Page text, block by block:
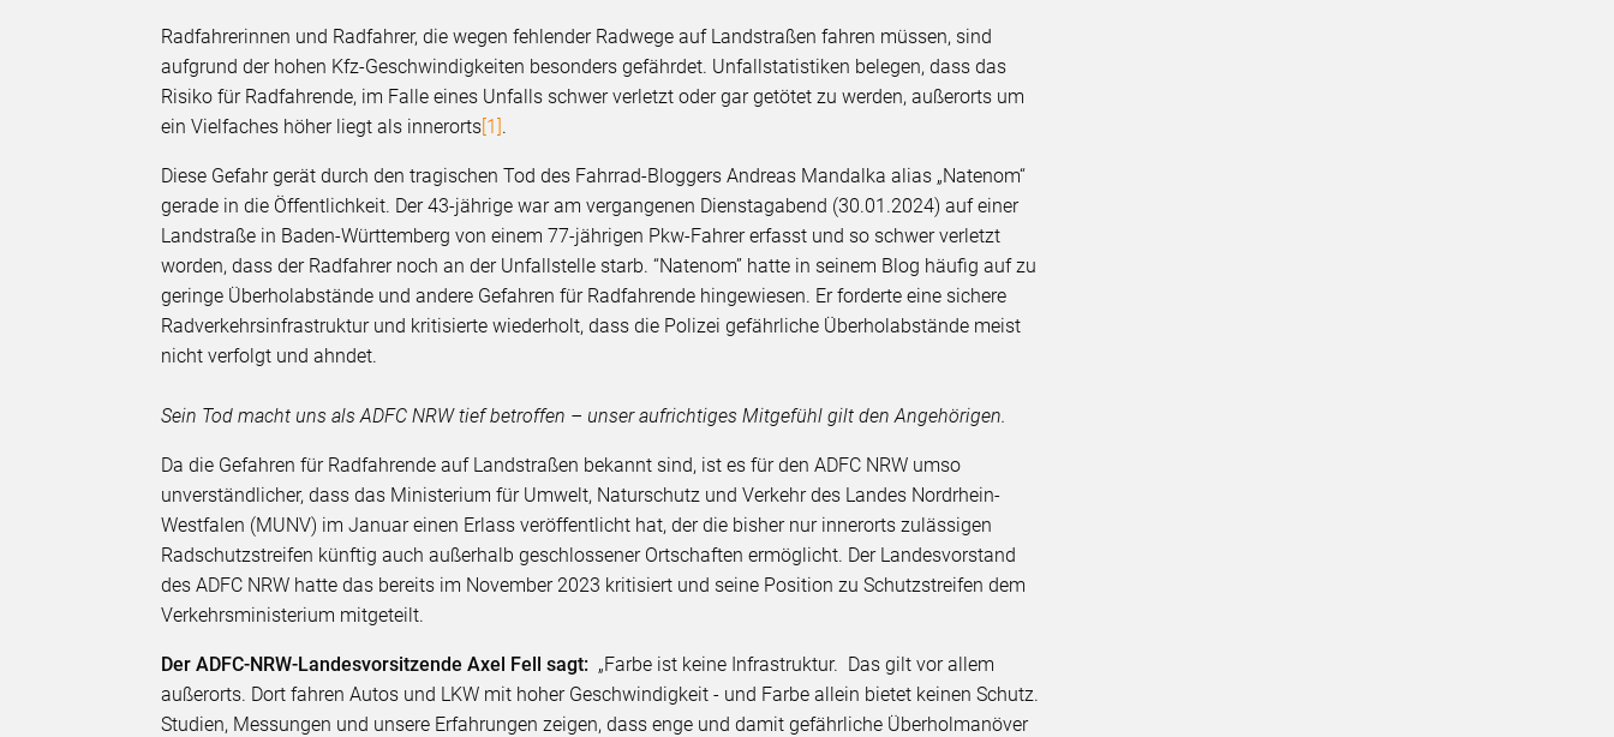
Radfahrerinnen und Radfahrer, die wegen fehlender Radwege auf Landstraßen fahren müssen, sind
aufgrund der hohen Kfz-Geschwindigkeiten besonders gefährdet. Unfallstatistiken belegen, dass das
Risiko für Radfahrende, im Falle eines Unfalls schwer verletzt oder gar getötet zu werden, außerorts um
ein Vielfaches höher liegt als innerorts[1].
Diese Gefahr gerät durch den tragischen Tod des Fahrrad-Bloggers Andreas Mandalka alias „Natenom“
gerade in die Öffentlichkeit. Der 43-jährige war am vergangenen Dienstagabend (30.01.2024) auf einer
Landstraße in Baden-Württemberg von einem 77-jährigen Pkw-Fahrer erfasst und so schwer verletzt
worden, dass der Radfahrer noch an der Unfallstelle starb. “Natenom” hatte in seinem Blog häufig auf zu
geringe Überholabstände und andere Gefahren für Radfahrende hingewiesen. Er forderte eine sichere
Radverkehrsinfrastruktur und kritisierte wiederholt, dass die Polizei gefährliche Überholabstände meist
nicht verfolgt und ahndet.
Sein Tod macht uns als ADFC NRW tief betroffen – unser aufrichtiges Mitgefühl gilt den Angehörigen.
Da die Gefahren für Radfahrende auf Landstraßen bekannt sind, ist es für den ADFC NRW umso
unverständlicher, dass das Ministerium für Umwelt, Naturschutz und Verkehr des Landes Nordrhein-
Westfalen (MUNV) im Januar einen Erlass veröffentlicht hat, der die bisher nur innerorts zulässigen
Radschutzstreifen künftig auch außerhalb geschlossener Ortschaften ermöglicht. Der Landesvorstand
des ADFC NRW hatte das bereits im November 2023 kritisiert und seine Position zu Schutzstreifen dem
Verkehrsministerium mitgeteilt.
Der ADFC-NRW-Landesvorsitzende Axel Fell sagt: „Farbe ist keine Infrastruktur. Das gilt vor allem
außerorts. Dort fahren Autos und LKW mit hoher Geschwindigkeit - und Farbe allein bietet keinen Schutz.
Studien, Messungen und unsere Erfahrungen zeigen, dass enge und damit gefährliche Überholmanöver